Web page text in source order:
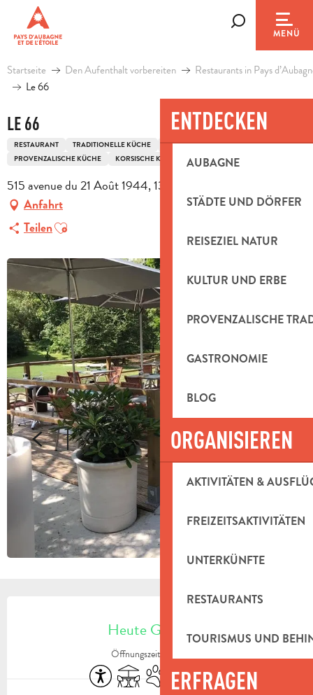
contenu
principal
MENÜ
ENTDECKEN
AUBAGNE
STÄDTE UND DÖRFER
REISEZIEL NATUR
KULTUR UND ERBE
PROVENZALISCHE
GASTRONOMIE
BLOG
ORGANISIEREN
AKTIVITÄTEN &
FREIZEITSAKTIVITÄTEN
UNTERKÜNFTE
RESTAURANTS
TOURISMUS UND
ERFRAGEN
Startseite Den Aufenthalt vorbereiten
Restaurants in Pays
Le 66
LE 66
RESTAURANT TRADITIONELLE KÜCHE
TRADITIONELLE FRANZÖSISCHE KÜCHE
PROVENZALISCHE KÜCHE
KORSISCHE KÜCHE
515 avenue du 21 Août 1944, 13400 Aubagne
Anfahrt
TeilenAjouter aux favoris
ÖFFNUNGSZEITEN &
Heute Geöffnet
Öffnungszeiten ansehen
Zugänglichkeit
TerrasseTiere erlaubt
Wi-FiRestaurant